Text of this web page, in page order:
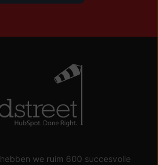
we ruim 600 succesvolle